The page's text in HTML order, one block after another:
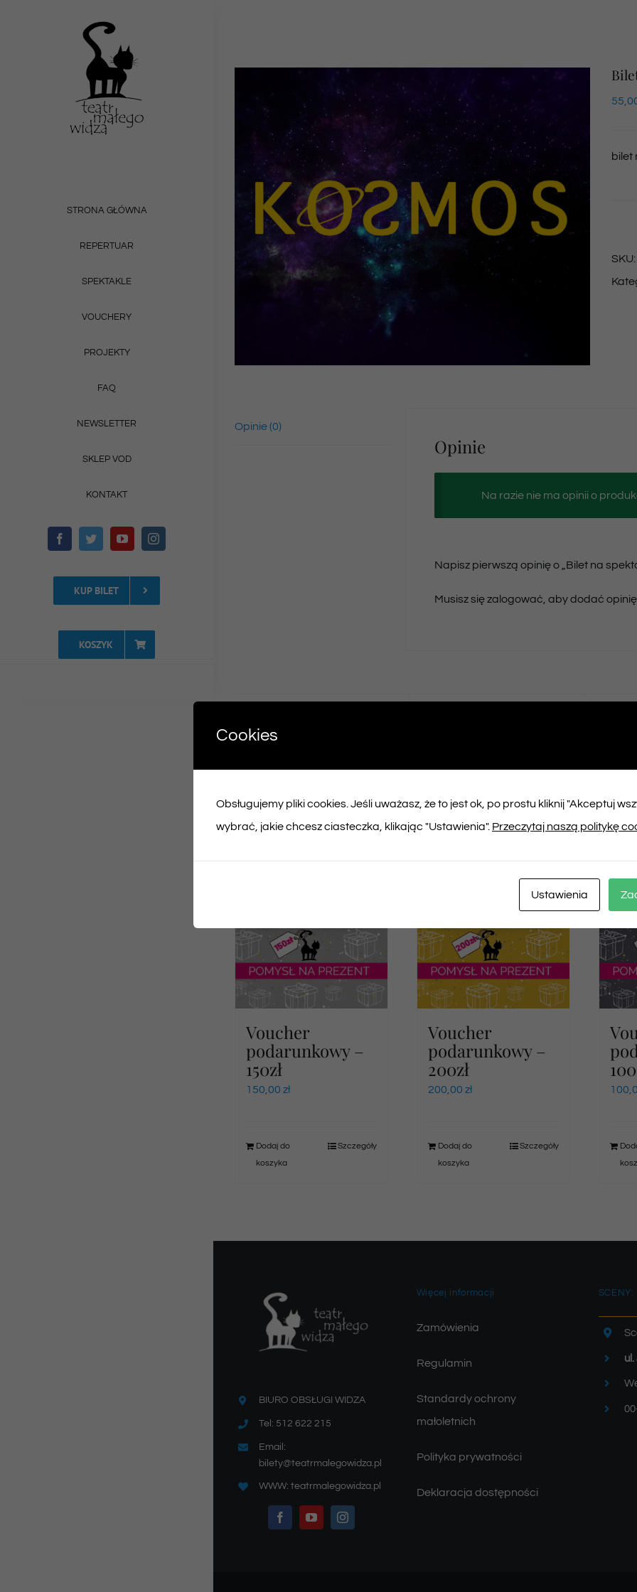
STRONA GŁÓWNA
REPERTUAR
SPEKTAKLE
VOUCHERY
PROJEKTY
FAQ
NEWSLETTER
SKLEP VOD
KONTAKT
KUP BILET
KOSZYK
bilet
SKU:
Opinie (0)
Opinie
Na razie nie ma opinii o
Napisz pierwszą opinię o „Bilet na
Musisz sięzalogować , aby dodać opinię.
Podobne produkty
Voucher
podarunkowy –
150zł
150,00 zł
Dodaj do
koszyka
Szczegóły
Voucher
podarunkowy –
200zł
200,00 zł
Dodaj do
koszyka
Szczegóły
BIURO OBSŁUGI WIDZA
Tel: 512 622 215
Email:
bilety@teatrmalegowidza.pl
WWW: teatrmalegowidza.pl
Więcej informacji
Zamówienia
Regulamin
Standardy ochrony
małoletnich
Polityka prywatności
Deklaracja dostępności
SCENY:
Cookies
Obsługujemy pliki cookies. Jeśli uważasz, że to jest ok, po prostu kliknij "Akceptuj
wybrać, jakie chcesz ciasteczka, klikając "Ustawienia". Przeczytaj naszą politykę
Ustawienia